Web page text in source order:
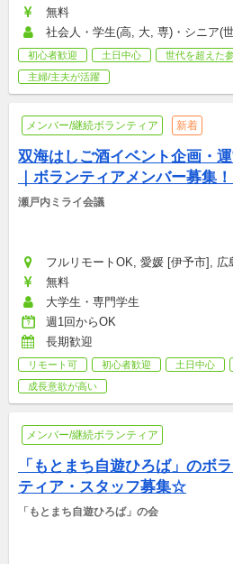
無料
社会人・学生(高, 大, 専)・シニア(
初心者歓迎 土日中心 世代を超えた
主婦/主夫が活躍
メンバー/継続ボランティア 新着
双海はしご酒イベント企画・
｜ボランティアメンバー募集
瀬戸内ミライ会議
フルリモートOK, 愛媛 [伊予市], 広
無料
大学生・専門学生
週1回からOK
長期歓迎
リモート可 初心者歓迎 土日中心
成長意欲が高い
メンバー/継続ボランティア
「もとまち自遊ひろば」のボ
ティア・スタッフ募集☆
「もとまち自遊ひろば」の会